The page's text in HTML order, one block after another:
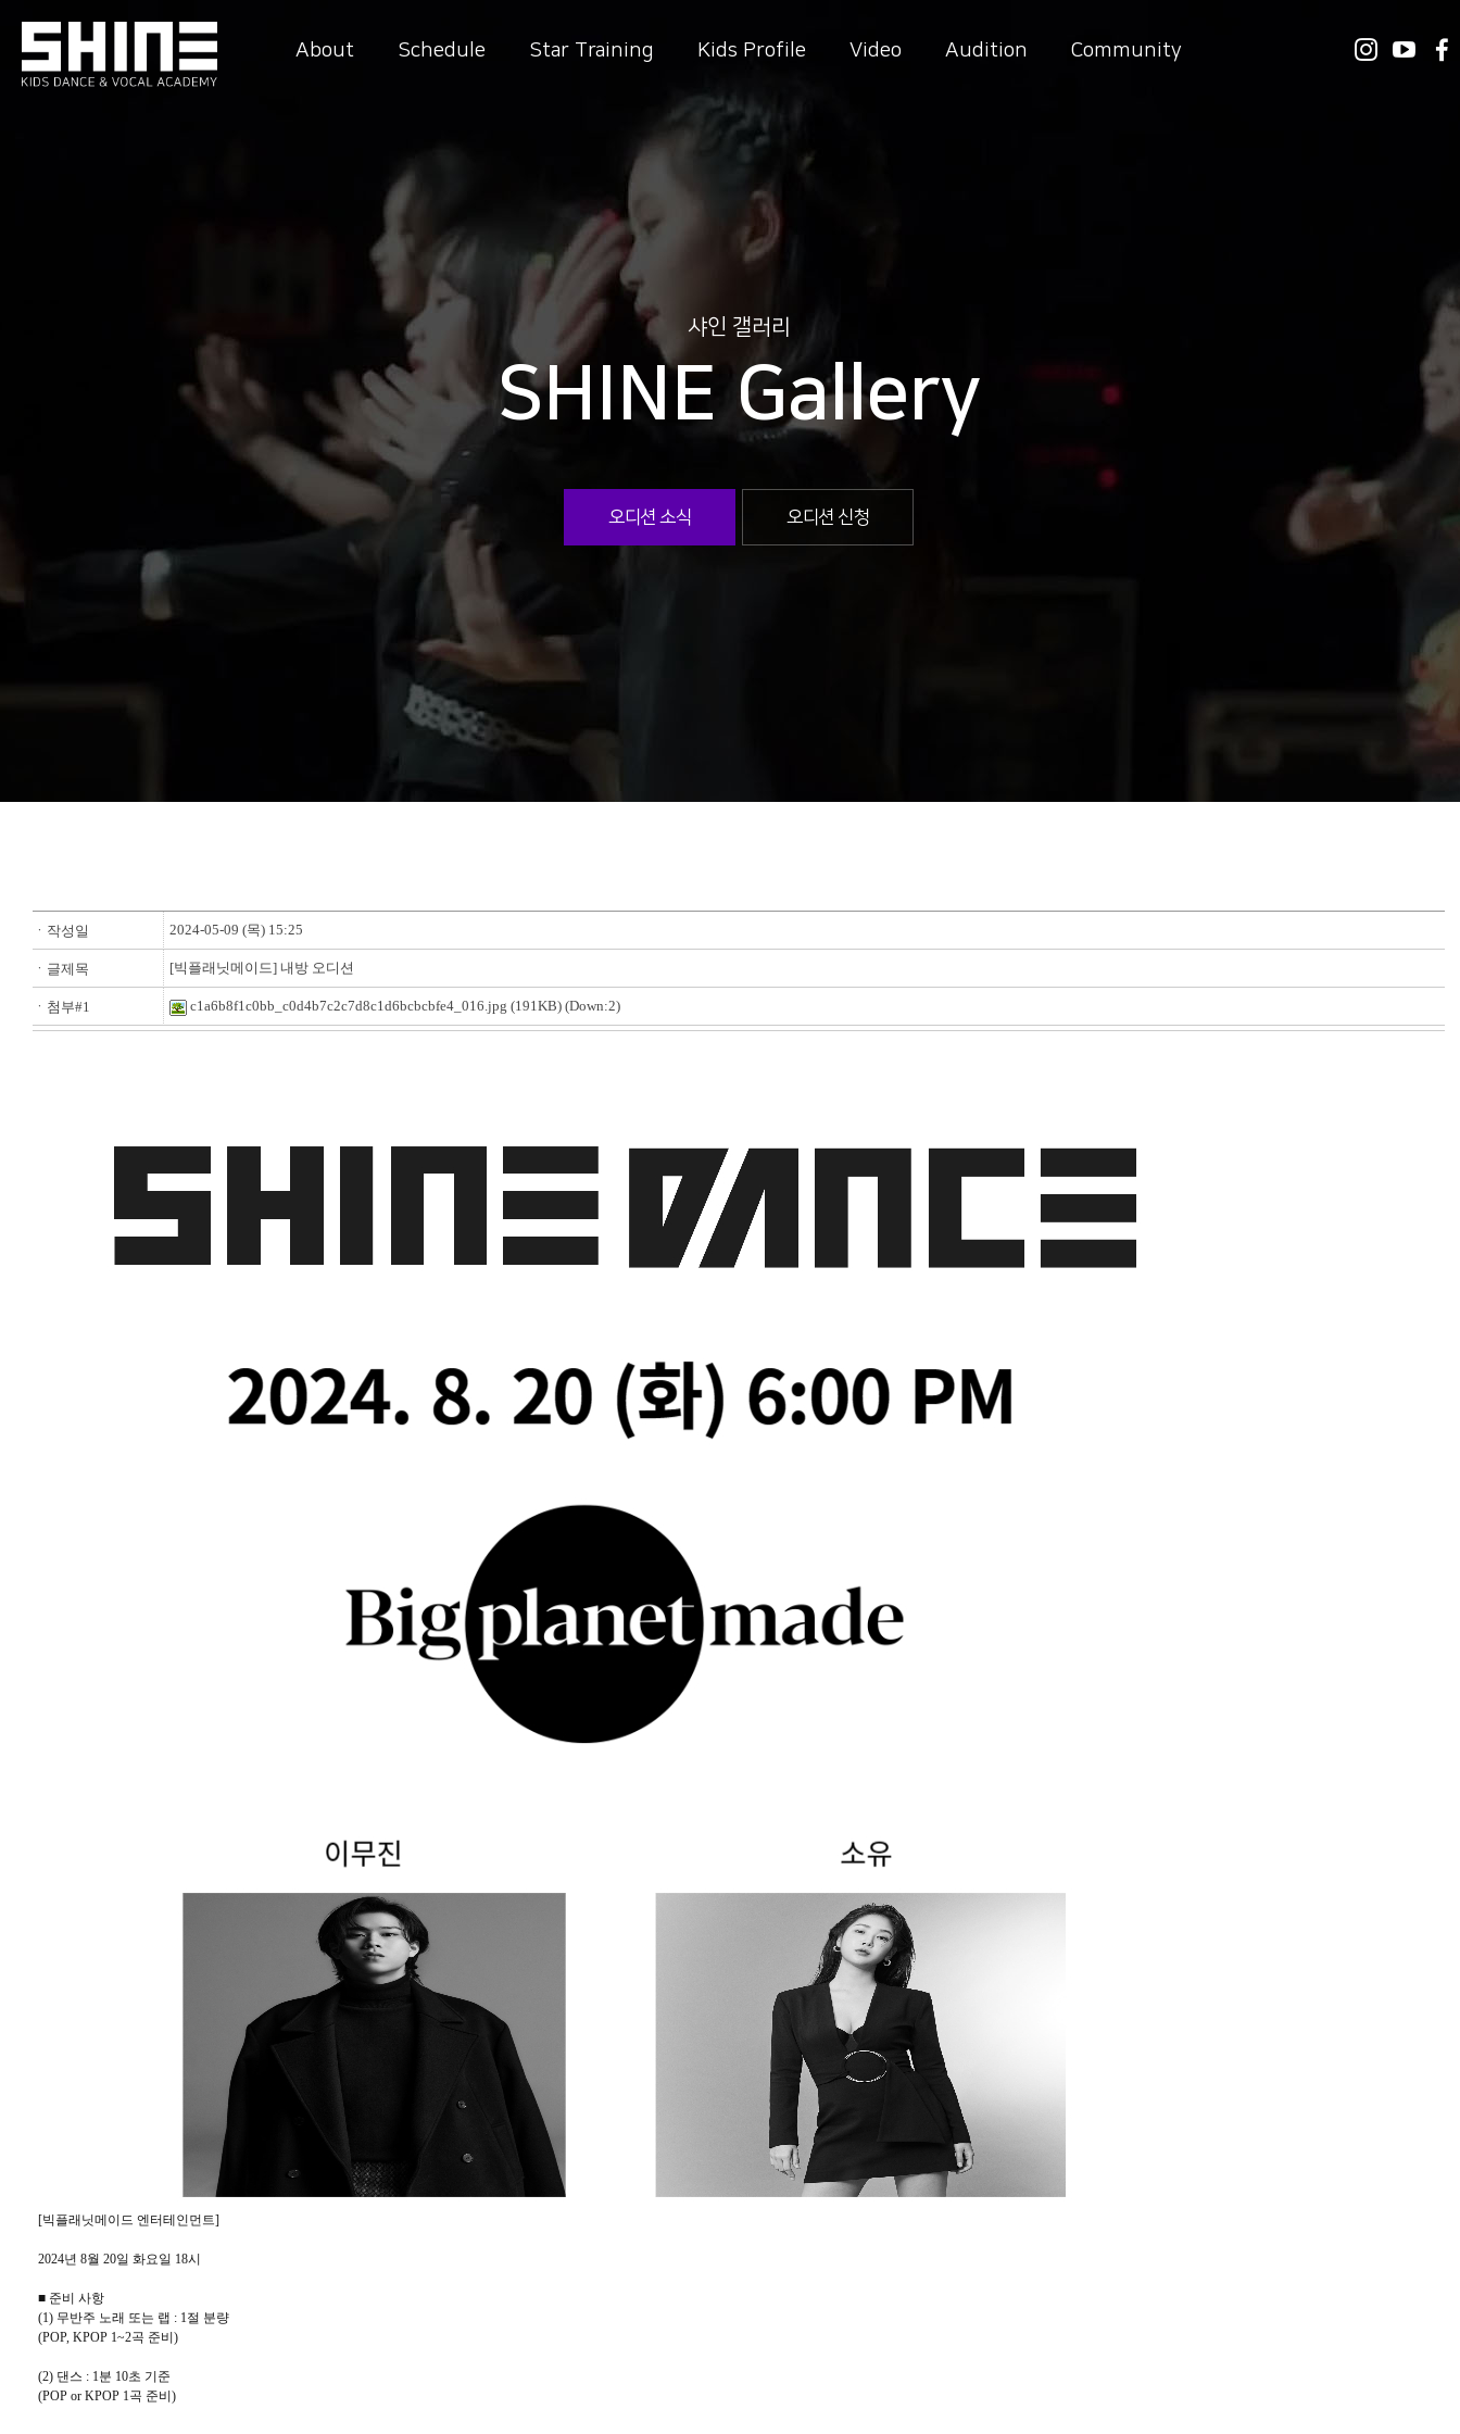
About Schedule Star Training Kids Profile Video Audition Community
샤인 갤러리
SHINE Gallery
오디션 소식 오디션 신청
ㆍ작성일 2024-05-09 (목) 15:25
ㆍ글제목 [빅플래닛메이드] 내방 오디션
ㆍ첨부#1 c1a6b8f1c0bb_c0d4b7c2c7d8c1d6bcbcbfe4_016.jpg (191KB) (Down:2)
[빅플래닛메이드 엔터테인먼트]
2024년 8월 20일 화요일 18시
■ 준비 사항
(1) 무반주 노래 또는 랩 : 1절 분량
(POP, KPOP 1~2곡 준비)
(2) 댄스 : 1분 10초 기준
(POP or KPOP 1곡 준비)